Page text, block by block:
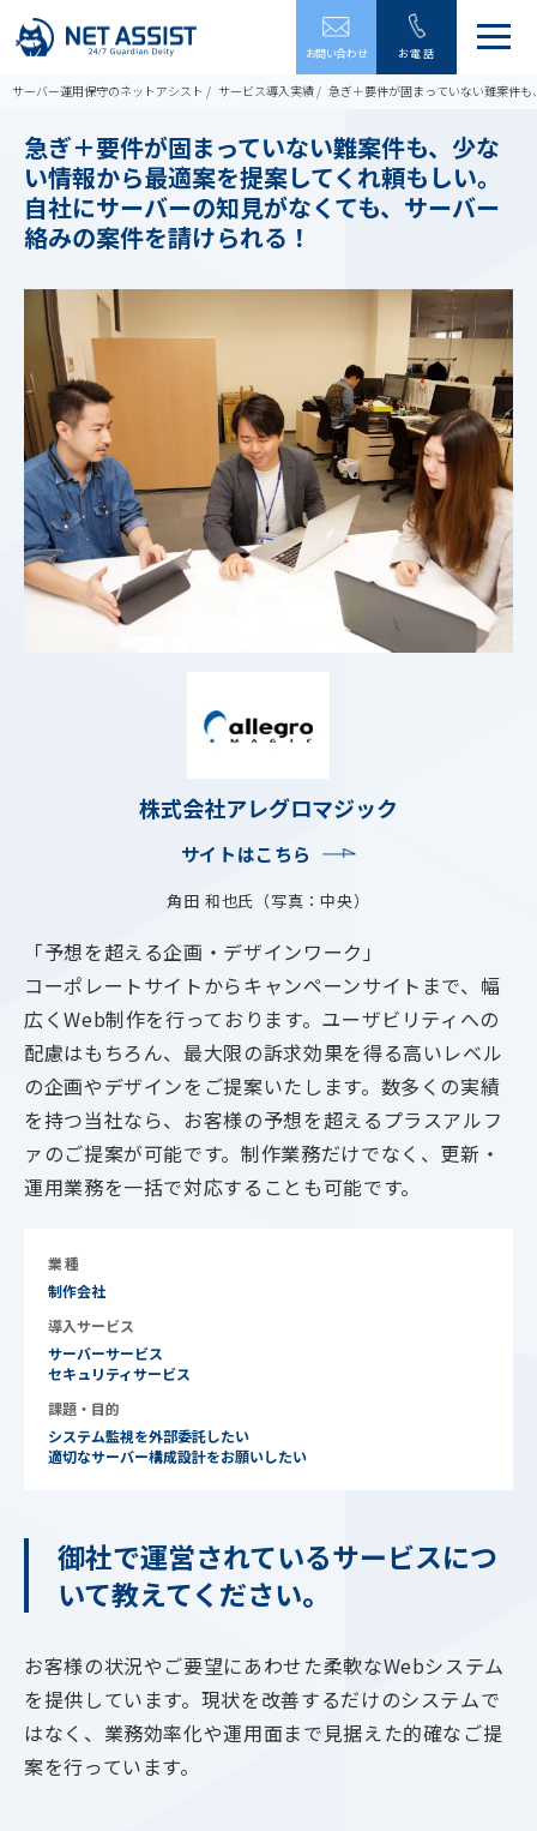
お問い合わせ お電話
メ
ュ
開
サーバー運用保守のネットアシスト サービス導入実績 急ぎ＋要件が固まっていない難案件
急ぎ＋要件が固まっていない難案件も、少な
い情報から最適案を提案してくれ頼もしい。
自社にサーバーの知見がなくても、サーバー
絡みの案件を請けられる！
株式会社アレグロマジック
サイトはこちら
角田 和也氏（写真：中央）
「予想を超える企画・デザインワーク」
コーポレートサイトからキャンペーンサイトまで、幅
広くWeb制作を行っております。ユーザビリティへの
配慮はもちろん、最大限の訴求効果を得る高いレベル
の企画やデザインをご提案いたします。数多くの実績
を持つ当社なら、お客様の予想を超えるプラスアルフ
ァのご提案が可能です。制作業務だけでなく、更新・
運用業務を一括で対応することも可能です。
業種
制作会社
導入サービス
サーバーサービス
セキュリティサービス
課題・目的
システム監視を外部委託したい
適切なサーバー構成設計をお願いしたい
御社で運営されているサービスにつ
いて教えてください。
お客様の状況やご要望にあわせた柔軟なWebシステム
を提供しています。現状を改善するだけのシステムで
はなく、業務効率化や運用面まで見据えた的確なご提
案を行っています。